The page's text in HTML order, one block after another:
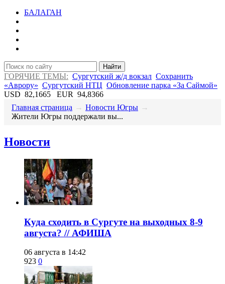
БАЛАГАН
Найти
ГОРЯЧИЕ ТЕМЫ: Сургутский ж/д вокзал Сохранить
«Аврору» Сургутский НТЦ Обновление парка «За Саймой»
USD 82,1665 EUR 94,8366
Главная страница → Новости Югры →
​Жители Югры поддержали вы...
Новости
​Куда сходить в Сургуте на выходных 8-9
августа? // АФИША
06 августа в 14:42
923 0